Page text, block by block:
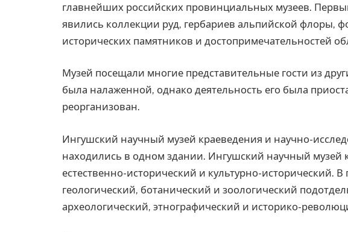
главнейших российских провинциальных музеев.
явились коллекции руд, гербариев альпийской флоры,
исторических памятников и достопримечательностей
Музей посещали многие представительные гости из
была налаженной, однако деятельность его была
реорганизован.
Ингушский научный музей краеведения и научно-
находились в одном здании. Ингушский научный музей
естественно-исторический и культурно-исторический.
геологический, ботанический и зоологический
археологический, этнографический и историко-